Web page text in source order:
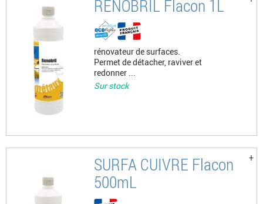
RENOBRIL Flacon 1L
rénovateur de surfaces.
Permet de détacher, raviver et
redonner ...
Sur stock
SURFA CUIVRE Flacon
500mL